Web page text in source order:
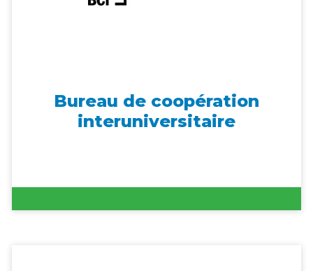
Bureau de coopération
interuniversitaire